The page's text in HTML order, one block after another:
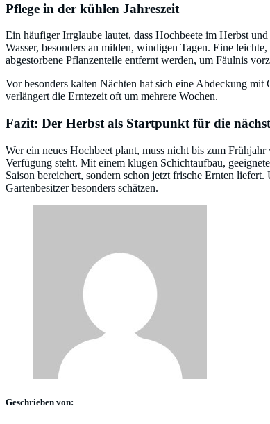
Pflege in der kühlen Jahreszeit
Ein häufiger Irrglaube lautet, dass Hochbeete im Herbst
Wasser, besonders an milden, windigen Tagen. Eine
abgestorbene Pflanzenteile entfernt werden, um Fäulnis
Vor besonders kalten Nächten hat sich eine Abdeckung
verlängert die Erntezeit oft um mehrere Wochen.
Fazit: Der Herbst als Startpunkt für die
Wer ein neues Hochbeet plant, muss nicht bis zum
Verfügung steht. Mit einem klugen Schichtaufbau,
Saison bereichert, sondern schon jetzt frische Ernten
Gartenbesitzer besonders schätzen.
Geschrieben von: